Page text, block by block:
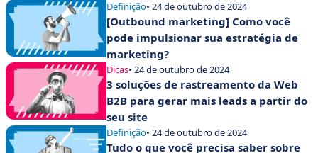
Definição• 24 de outubro de 2024
[Outbound marketing] Como você
pode impulsionar sua estratégia de
marketing?
Dicas• 24 de outubro de 2024
3 soluções de rastreamento da Web
B2B para gerar mais leads a partir do
seu site
Definição• 24 de outubro de 2024
Tudo o que você precisa saber sobre